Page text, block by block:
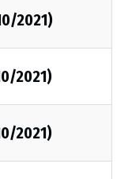
2021)
2021)
2021)